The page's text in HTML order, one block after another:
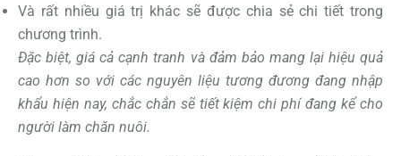
Và rất nhiều giá trị khác sẽ được chia sẻ chi tiết trong
chương trình.
Đặc biệt, giá cả cạnh tranh và đảm bảo mang lại hiệu quả
cao hơn so với các nguyên liệu tương đương đang nhập
khẩu hiện nay, chắc chắn sẽ tiết kiệm chi phí đang kể cho
người làm chăn nuôi.